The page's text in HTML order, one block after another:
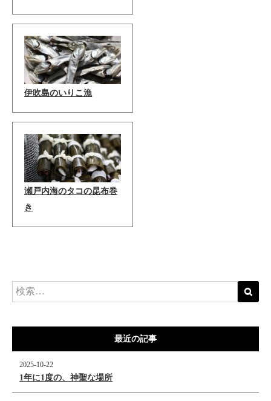
伊吹島のいりこ漁
瀬戸内海のタコの昆布巻
き
最近の記事
2025-10-22
1年に1度の、神聖な場所